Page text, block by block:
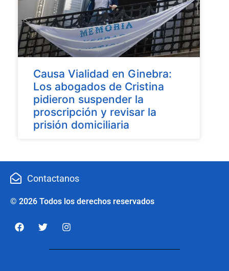
Causa Vialidad en Ginebra:
Los abogados de Cristina
pidieron suspender la
proscripción y revisar la
prisión domiciliaria
Contactanos
© 2026 Todos los derechos reservados